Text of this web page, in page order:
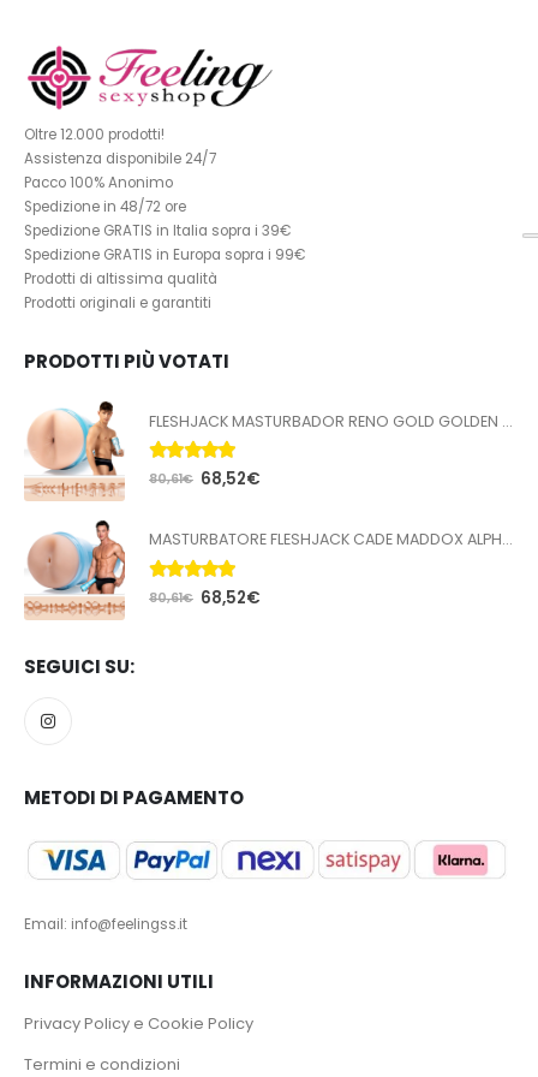
Oltre 12.000 prodotti!
Assistenza disponibile 24/7
Pacco 100% Anonimo
Spedizione in 48/72 ore
Spedizione GRATIS in Italia sopra i 39€
Spedizione GRATIS in Europa sopra i 99€
Prodotti di altissima qualità
Prodotti originali e garantiti
PRODOTTI PIÙ VOTATI
FLESHJACK MASTURBADOR RENO GOLD GOLDEN BOY BUTT
5.00Su 5
80,61€ 68,52€
MASTURBATORE FLESHJACK CADE MADDOX ALPHA BUTT
5.00Su 5
80,61€ 68,52€
SEGUICI SU:
METODI DI PAGAMENTO
Email: info@feelingss.it
INFORMAZIONI UTILI
Privacy Policy e Cookie Policy
Termini e condizioni